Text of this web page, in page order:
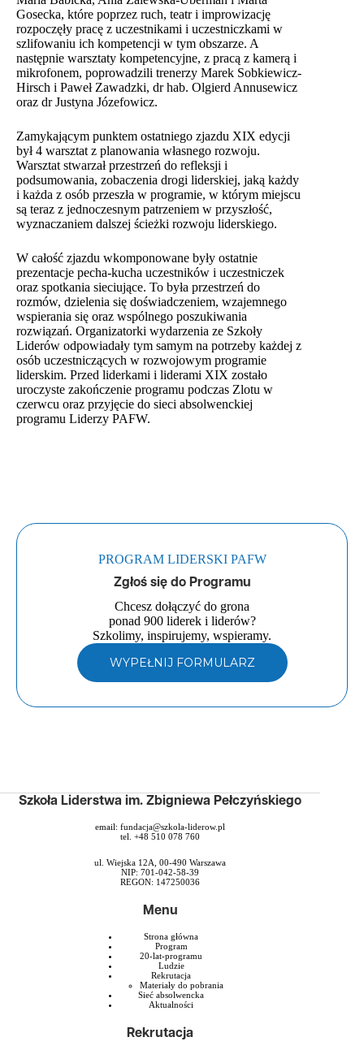
Gosecka, które poprzez ruch, teatr i improwizację
rozpoczęły pracę z uczestnikami i uczestniczkami w
szlifowaniu ich kompetencji w tym obszarze. A
następnie warsztaty kompetencyjne, z pracą z kamerą i
mikrofonem, poprowadzili trenerzy Marek Sobkiewicz-
Hirsch i Paweł Zawadzki, dr hab. Olgierd Annusewicz
oraz dr Justyna Józefowicz.
Zamykającym punktem ostatniego zjazdu XIX edycji
był 4 warsztat z planowania własnego rozwoju.
Warsztat stwarzał przestrzeń do refleksji i
podsumowania, zobaczenia drogi liderskiej, jaką każdy
i każda z osób przeszła w programie, w którym miejscu
są teraz z jednoczesnym patrzeniem w przyszłość,
wyznaczaniem dalszej ścieżki rozwoju liderskiego.
W całość zjazdu wkomponowane były ostatnie
prezentacje pecha-kucha uczestników i uczestniczek
oraz spotkania sieciujące. To była przestrzeń do
rozmów, dzielenia się doświadczeniem, wzajemnego
wspierania się oraz wspólnego poszukiwania
rozwiązań. Organizatorki wydarzenia ze Szkoły
Liderów odpowiadały tym samym na potrzeby każdej z
osób uczestniczących w rozwojowym programie
liderskim. Przed liderkami i liderami XIX zostało
uroczyste zakończenie programu podczas Zlotu w
czerwcu oraz przyjęcie do sieci absolwenckiej
programu Liderzy PAFW.
PROGRAM LIDERSKI PAFW
Zgłoś się do Programu
Chcesz dołączyć do grona
ponad 900 liderek i liderów?
Szkolimy, inspirujemy, wspieramy.
WYPEŁNIJ FORMULARZ
Szkoła Liderstwa im. Zbigniewa Pełczyńskiego
email:fundacja@szkola-liderow.pl
tel. +48 510 078 760
ul. Wiejska 12A, 00-490 Warszawa
NIP: 701-042-58-39
REGON: 147250036
Menu
Strona główna
Program
20-lat-programu
Ludzie
Rekrutacja
Materiały do pobrania
Sieć absolwencka
Aktualności
Rekrutacja